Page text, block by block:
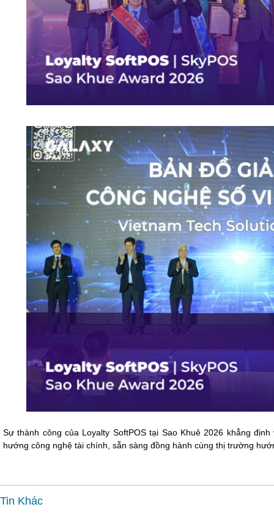
Sự thành công của Loyalty SoftPOS tại Sao Khuê 2026 khẳng
hướng công nghệ tài chính, sẵn sàng đồng hành cùng thị trường
Tin Khác